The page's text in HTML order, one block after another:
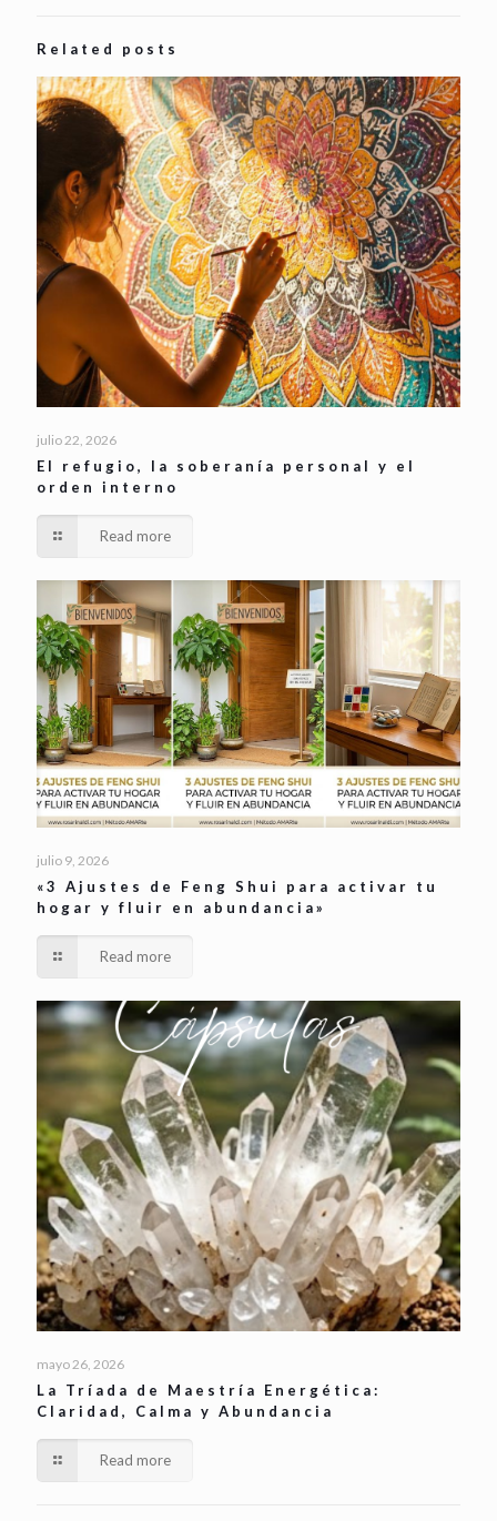
Related posts
julio 22, 2026
El refugio, la soberanía personal y el
orden interno
Read more
julio 9, 2026
«3 Ajustes de Feng Shui para activar tu
hogar y fluir en abundancia»
Read more
mayo 26, 2026
La Tríada de Maestría Energética:
Claridad, Calma y Abundancia
Read more